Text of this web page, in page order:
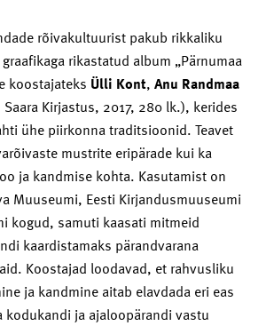
rõivakultuurist pakub rikkaliku
rikastatud album „Pärnumaa
koostajateks Ülli Kont, Anu Randmaa
Saara Kirjastus, 2017, 280 lk.), kerides
ühe piirkonna traditsioonid. Teavet
mustrite eripärade kui ka
ja kandmise kohta. Kasutamist on
Muuseumi, Eesti Kirjandusmuuseumi
kogud, samuti kaasati mitmeid
kaardistamaks pärandvarana
Koostajad loodavad, et rahvusliku
ja kandmine aitab elavdada eri eas
kodukandi ja ajaloopärandi vastu